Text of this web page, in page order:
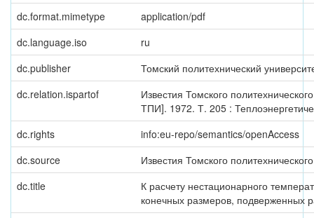
dc.format.mimetype
application/pdf
dc.language.iso
ru
dc.publisher
Томский политехнический
dc.relation.ispartof
Известия Томского
ТПИ]. 1972. Т. 205 :
dc.rights
info:eu-repo/semantics/openAccess
dc.source
Известия Томского
dc.title
К расчету нестационарного
конечных размеров, подверженных